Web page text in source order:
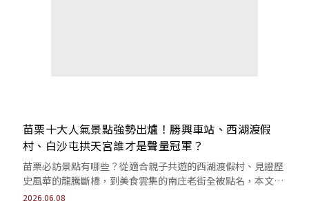
苗栗十大人氣景點強勢出爐！勝興車站、西湖渡假
村、白沙屯拱天宮誰才是聲量冠軍？
苗栗必訪景點有哪些？從適合親子共遊的西湖渡假村、見證歷
史風華的龍騰斷橋，到美食雲集的南庄老街全被點名，本文一
次掌握各地特色與話題焦點 。
2026.06.08